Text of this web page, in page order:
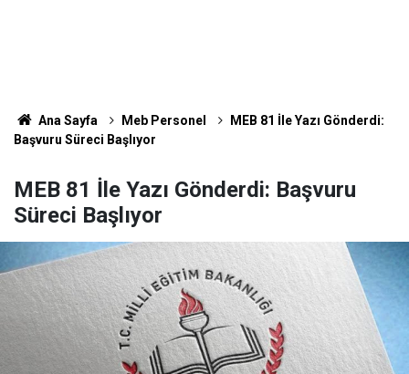
Ana Sayfa Meb Personel
MEB 81 İle Yazı Gönderdi:
Başvuru Süreci Başlıyor
MEB 81 İle Yazı Gönderdi: Başvuru
Süreci Başlıyor